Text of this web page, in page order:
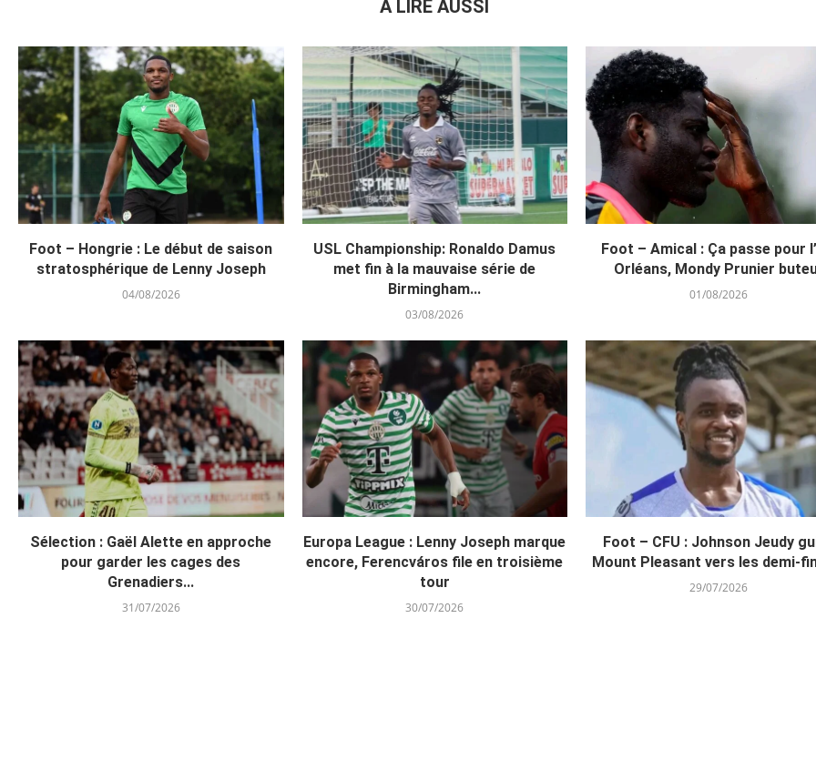
À LIRE AUSSI
Foot – Hongrie : Le début de saison
stratosphérique de Lenny Joseph
04/08/2026
USL Championship: Ronaldo Damus
met fin à la mauvaise série de
Birmingham...
03/08/2026
Foot – Amical : Ça passe pour
Orléans, Mondy Prunier
01/08/2026
Sélection : Gaël Alette en approche
pour garder les cages des
Grenadiers...
31/07/2026
Europa League : Lenny Joseph marque
encore, Ferencváros file en troisième
tour
30/07/2026
Foot – CFU : Johnson Jeudy
Mount Pleasant vers les demi-
29/07/2026